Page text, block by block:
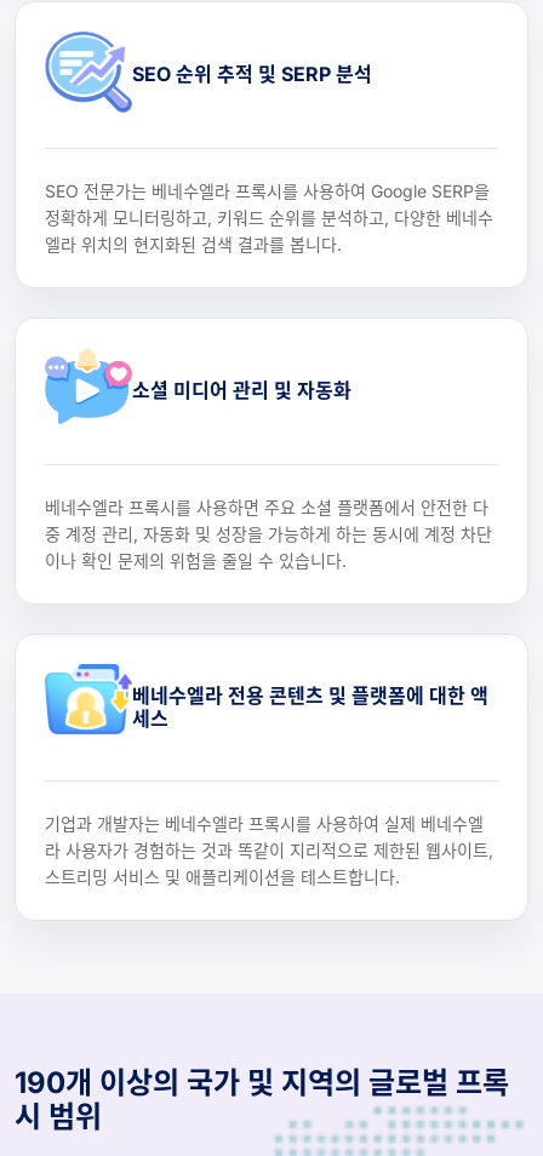
SEO 순위 추적 및 SERP 분석
SEO 전문가는 베네수엘라 프록시를 사용하여 Google SERP을
정확하게 모니터링하고, 키워드 순위를 분석하고, 다양한 베네수
엘라 위치의 현지화된 검색 결과를 봅니다.
소셜 미디어 관리 및 자동화
베네수엘라 프록시를 사용하면 주요 소셜 플랫폼에서 안전한 다
중 계정 관리, 자동화 및 성장을 가능하게 하는 동시에 계정 차단
이나 확인 문제의 위험을 줄일 수 있습니다.
베네수엘라 전용 콘텐츠 및 플랫폼에 대한 액
세스
기업과 개발자는 베네수엘라 프록시를 사용하여 실제 베네수엘
라 사용자가 경험하는 것과 똑같이 지리적으로 제한된 웹사이트,
스트리밍 서비스 및 애플리케이션을 테스트합니다.
190개 이상의 국가 및 지역의 글로벌 프록
시 범위